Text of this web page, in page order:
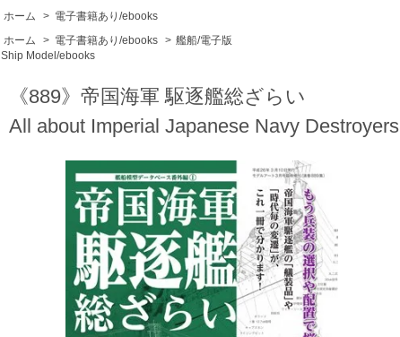
ホーム
> 電子書籍あり/ebooks
ホーム
> 電子書籍あり/ebooks > 艦船/電子版
Ship Model/ebooks
《889》帝国海軍 駆逐艦総ざらい
All about Imperial Japanese Navy Destroyers